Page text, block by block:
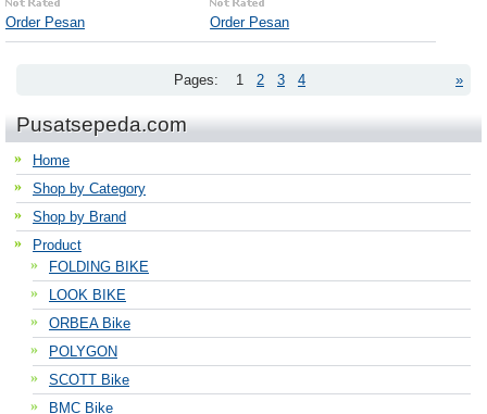
Order Pesan Order Pesan
»
Pages: 1 2 3 4
Pusatsepeda.com
Home
Shop by Category
Shop by Brand
Product
FOLDING BIKE
LOOK BIKE
ORBEA Bike
POLYGON
SCOTT Bike
BMC Bike